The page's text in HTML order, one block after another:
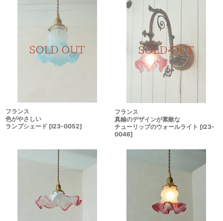
フランス
色がやさしい
ランプシェード [I23-0052]
フランス
真鍮のデザインが素敵な
チューリップのウォールライト [I23-
0046]